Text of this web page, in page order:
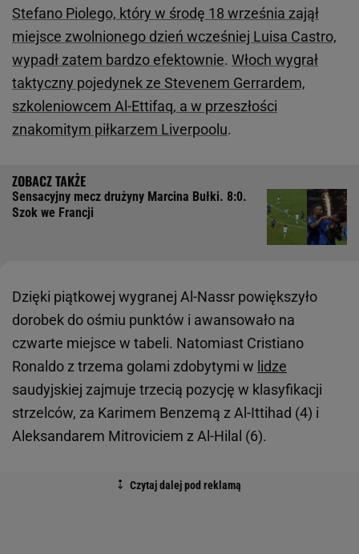
Stefano Piolego, który w środę 18 września zajął
miejsce zwolnionego dzień wcześniej Luisa Castro,
wypadł zatem bardzo efektownie. Włoch wygrał
taktyczny pojedynek ze Stevenem Gerrardem,
szkoleniowcem Al-Ettifaq, a w przeszłości
znakomitym piłkarzem Liverpoolu.
Sensacyjny mecz drużyny Marcina Bułki. 8:0.
Szok we Francji
Dzięki piątkowej wygranej Al-Nassr powiększyło
dorobek do ośmiu punktów i awansowało na
czwarte miejsce w tabeli. Natomiast Cristiano
Ronaldo z trzema golami zdobytymi w lidze
saudyjskiej zajmuje trzecią pozycję w klasyfikacji
strzelców, za Karimem Benzemą z Al-Ittihad (4) i
Aleksandarem Mitroviciem z Al-Hilal (6).